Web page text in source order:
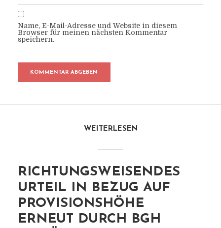
Name, E-Mail-Adresse und Website in diesem
Browser für meinen nächsten Kommentar
speichern.
WEITERLESEN
RICHTUNGSWEISENDES
URTEIL IN BEZUG AUF
PROVISIONSHÖHE
ERNEUT DURCH BGH